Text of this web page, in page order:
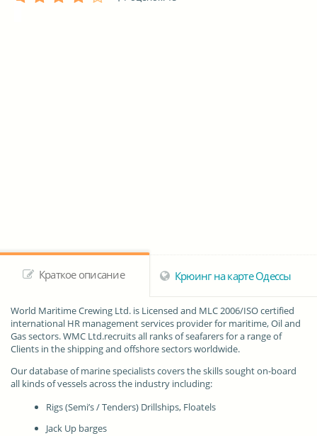
Краткое описание Крюинг на карте Одессы
World Maritime Crewing Ltd. is Licensed and MLC 2006/ISO certified
international HR management services provider for maritime, Oil and
Gas sectors. WMC Ltd.recruits all ranks of seafarers for a range of
Clients in the shipping and offshore sectors worldwide.
Our database of marine specialists covers the skills sought on-board
all kinds of vessels across the industry including:
Rigs (Semi’s / Tenders) Drillships, Floatels
Jack Up barges